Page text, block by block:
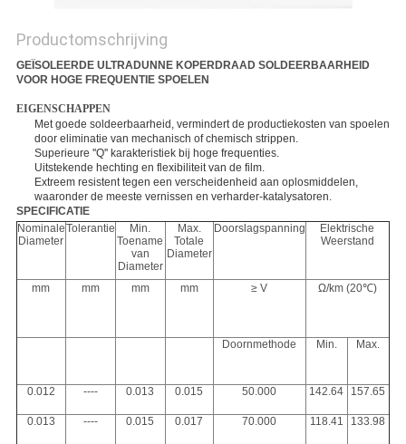
Productomschrijving
GEÏSOLEERDE ULTRADUNNE KOPERDRAAD SOLDEERBAARHEID
VOOR HOGE FREQUENTIE SPOELEN
EIGENSCHAPPEN
Met goede soldeerbaarheid, vermindert de productiekosten van spoelen
door eliminatie van mechanisch of chemisch strippen.
Superieure ''Q'' karakteristiek bij hoge frequenties.
Uitstekende hechting en flexibiliteit van de film.
Extreem resistent tegen een verscheidenheid aan oplosmiddelen,
waaronder de meeste vernissen en verharder-katalysatoren.
SPECIFICATIE
Nominale
Diameter
Tolerantie
Min.
Toename
van
Diameter
Max.
Totale
Diameter
Doorslagspanning
Elektrische
Weerstand
mm mm mm mm ≥ V Ω/km (20℃)
Doornmethode Min. Max.
0.012 ---- 0.013 0.015 50.000 142.64 157.65
0.013 ---- 0.015 0.017 70.000 118.41 133.98